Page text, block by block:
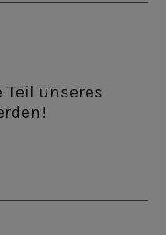
unseres